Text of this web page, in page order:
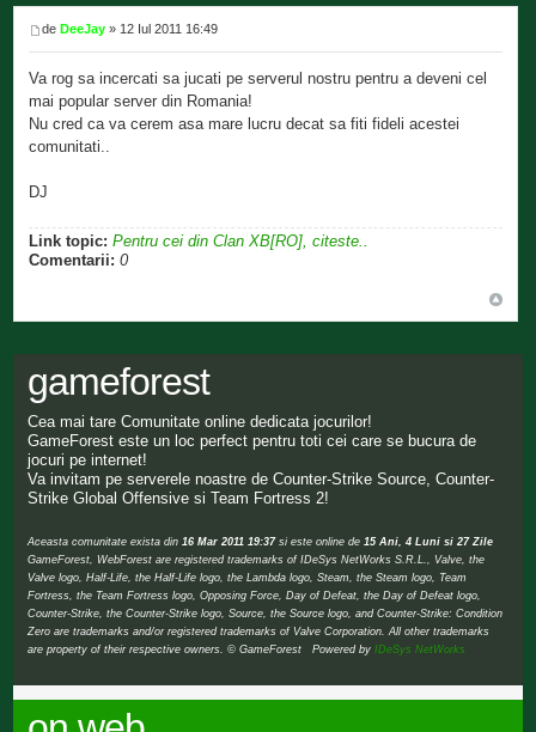
deDeeJay » 12 Iul 2011 16:49
Va rog sa incercati sa jucati pe serverul nostru pentru a deveni cel
mai popular server din Romania!
Nu cred ca va cerem asa mare lucru decat sa fiti fideli acestei
comunitati..
DJ
Link topic: Pentru cei din Clan XB[RO], citeste..
Comentarii: 0
gameforest
Cea mai tare Comunitate online dedicata jocurilor!
GameForest este un loc perfect pentru toti cei care se bucura de
jocuri pe internet!
Va invitam pe serverele noastre de Counter-Strike Source, Counter-
Strike Global Offensive si Team Fortress 2!
Aceasta comunitate exista din16 Mar 2011 19:37si este online de15 Ani, 4 Luni si 27 Zile
GameForest, WebForest are registered trademarks of IDeSys NetWorks S.R.L., Valve, the
Valve logo, Half-Life, the Half-Life logo, the Lambda logo, Steam, the Steam logo, Team
Fortress, the Team Fortress logo, Opposing Force, Day of Defeat, the Day of Defeat logo,
Counter-Strike, the Counter-Strike logo, Source, the Source logo, and Counter-Strike: Condition
Zero are trademarks and/or registered trademarks of Valve Corporation. All other trademarks
are property of their respective owners. © GameForest Powered byIDeSys NetWorks